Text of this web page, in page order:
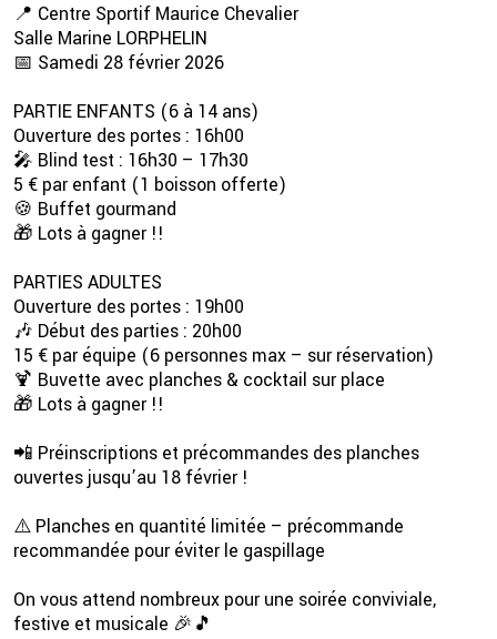
💦
📍 Centre Sportif Maurice Chevalier
Salle Marine LORPHELIN
📅 Samedi 28 février 2026
PARTIE ENFANTS (6 à 14 ans)
Ouverture des portes : 16h00
🎤 Blind test : 16h30 – 17h30
5 € par enfant (1 boisson offerte)
🍪 Buffet gourmand
🎁 Lots à gagner !!
PARTIES ADULTES
Ouverture des portes : 19h00
🎶 Début des parties : 20h00
15 € par équipe (6 personnes max – sur réservation)
🍹 Buvette avec planches & cocktail sur place
🎁 Lots à gagner !!
📲 Préinscriptions et précommandes des planches
ouvertes jusqu’au 18 février !
⚠️ Planches en quantité limitée – précommande
recommandée pour éviter le gaspillage
On vous attend nombreux pour une soirée conviviale,
festive et musicale 🎉🎵